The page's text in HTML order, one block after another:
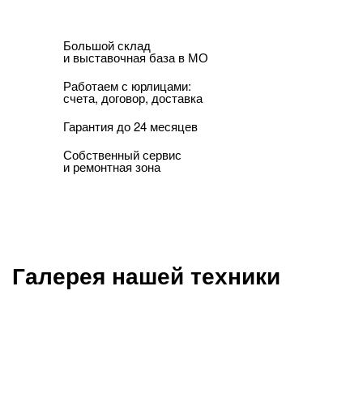
Большой склад
и выставочная база в МО
Работаем с юрлицами:
счета, договор, доставка
Гарантия до 24 месяцев
Собственный сервис
и ремонтная зона
Галерея нашей техники